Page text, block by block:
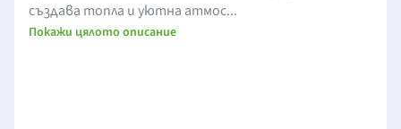
създава топла и уютна атмос...
Покажи цялото описание